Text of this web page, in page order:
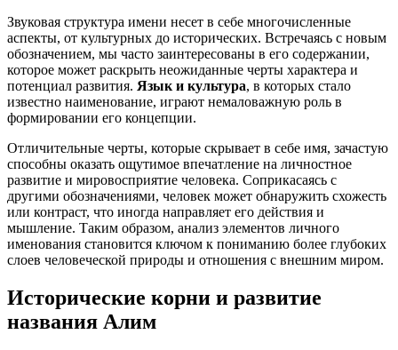
Звуковая структура имени несет в себе многочисленные
аспекты, от культурных до исторических. Встречаясь с новым
обозначением, мы часто заинтересованы в его содержании,
которое может раскрыть неожиданные черты характера и
потенциал развития. Язык и культура, в которых стало
известно наименование, играют немаловажную роль в
формировании его концепции.
Отличительные черты, которые скрывает в себе имя, зачастую
способны оказать ощутимое впечатление на личностное
развитие и мировосприятие человека. Соприкасаясь с
другими обозначениями, человек может обнаружить схожесть
или контраст, что иногда направляет его действия и
мышление. Таким образом, анализ элементов личного
именования становится ключом к пониманию более глубоких
слоев человеческой природы и отношения с внешним миром.
Исторические корни и развитие
названия Алим